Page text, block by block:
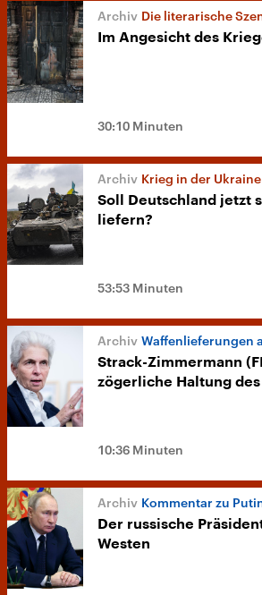
Die literarische
Im Angesicht des
30:10 Minuten
Krieg in der Ukraine
Soll Deutschland jetzt
liefern?
53:53 Minuten
Waffenlieferungen
Strack-Zimmermann
zögerliche Haltung
10:36 Minuten
Kommentar zu
Der russische
Westen